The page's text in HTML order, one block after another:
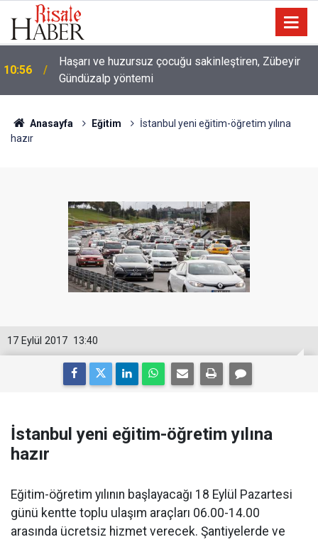
10:00 Niye 'dilimin ucunda' demek zorunda kalıyoruz?
Anasayfa Eğitim
İstanbul yeni eğitim-öğretim yılına
hazır
13:40
17 Eylül 2017
İstanbul yeni eğitim-öğretim yılına
hazır
Eğitim-öğretim yılının başlayacağı 18 Eylül Pazartesi
günü kentte toplu ulaşım araçları 06.00-14.00
arasında ücretsiz hizmet verecek. Şantiyelerde ve